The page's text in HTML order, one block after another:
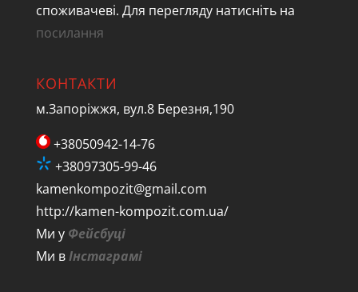
споживачеві. Для перегляду натисніть на
посилання
КОНТАКТИ
м.Запоріжжя, вул.8 Березня,190
+38050942-14-76
+38097305-99-46
kamenkompozit@gmail.com
http://kamen-kompozit.com.ua/
Ми у Фейсбуці
Ми вІнстаграмі